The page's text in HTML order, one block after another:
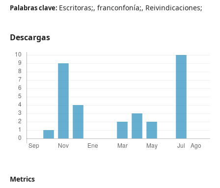
Palabras clave: Escritoras;, franconfonía;, Reivindicaciones;
Descargas
Metrics